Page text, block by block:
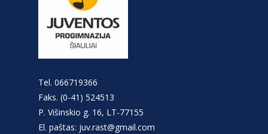
Tel. 066719366
Faks. (0-41) 524513
P. Višinskio g. 16, LT-77155
El. paštas: juv.rast@gmail.com